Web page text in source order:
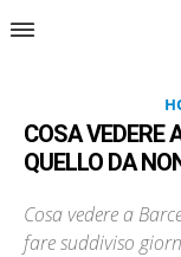
COSA VEDERE
QUELLO DA
Cosa vedere a
fare suddiviso